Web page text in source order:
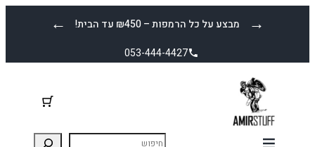
← מבצע על כל הרמפות – ₪450 עד הבית! →
053-444-4427